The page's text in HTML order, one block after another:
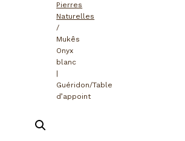
Pierres
Naturelles
/
Mukês
Onyx
blanc
Guéridon/Table
d’appoint